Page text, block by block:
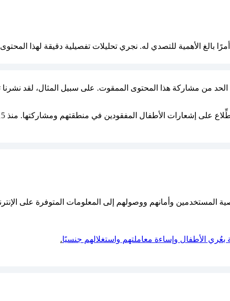
الأهمية للتصدي له. نجري تحليلات تفصيلية دقيقة لهذا
من مشاركة هذا المحتوى الممقوت. على سبيل المثال، لقد
المستخدمين وأمانهم ووصولهم إلى المعلومات المتوفرة على
بعُري الأطفال وإساءة معاملتهم واستغلالهم جنسيًا.